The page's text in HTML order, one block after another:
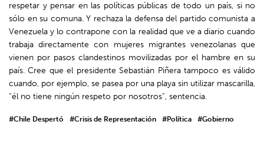
respetar y pensar en las políticas públicas de todo un país, si no
sólo en su comuna. Y rechaza la defensa del partido comunista a
Venezuela y lo contrapone con la realidad que ve a diario cuando
trabaja directamente con mujeres migrantes venezolanas que
vienen por pasos clandestinos movilizadas por el hambre en su
país. Cree que el presidente Sebastián Piñera tampoco es válido
cuando, por ejemplo, se pasea por una playa sin utilizar mascarilla,
“él no tiene ningún respeto por nosotros”, sentencia.
#Chile Despertó #Crisis de Representación #Política #Gobierno